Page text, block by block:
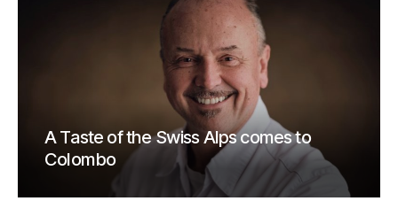
A Taste of the Swiss Alps comes to
Colombo